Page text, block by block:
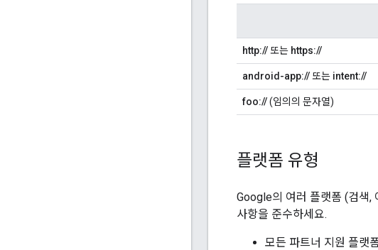
http:// 또는 https://
android-app:// 또는 intent://
foo://(임의의 문자열)
플랫폼 유형
Google의 여러 플랫폼 (검색,
사항을 준수하세요.
모든 파트너 지원 플랫